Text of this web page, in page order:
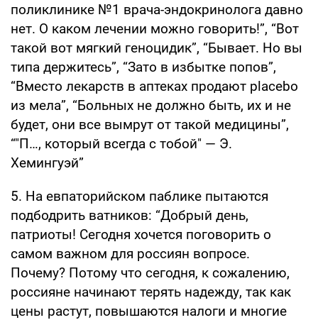
поликлинике №1 врача-эндокринолога давно
нет. О каком лечении можно говорить!”, “Вот
такой вот мягкий геноцидик”, “Бывает. Но вы
типа держитесь”, “Зато в избытке попов”,
“Вместо лекарств в аптеках продают placebo
из мела”, “Больных не должно быть, их и не
будет, они все вымрут от такой медицины”,
“"П…, который всегда с тобой" — Э.
Хемингуэй”
5. На евпаторийском паблике пытаются
подбодрить ватников: “Добрый день,
патриоты! Сегодня хочется поговорить о
самом важном для россиян вопросе.
Почему? Потому что сегодня, к сожалению,
россияне начинают терять надежду, так как
цены растут, повышаются налоги и многие